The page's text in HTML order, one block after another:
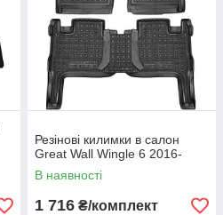
Резінові килимки в салон
Great Wall Wingle 6 2016-
В наявності
1 716 ₴/комплект